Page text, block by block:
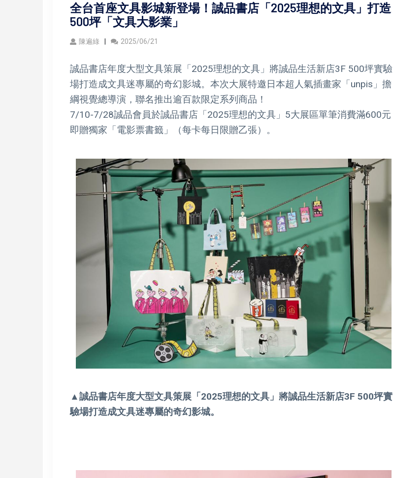
全台首座文具影城新登場！誠品書店「2025理想的文具」打造
500坪「文具大影業」
陳遍綠 2025/06/21
誠品書店年度大型文具策展「2025理想的文具」將誠品生活新店3F 500坪實驗
場打造成文具迷專屬的奇幻影城。本次大展特邀日本超人氣插畫家「unpis」擔
綱視覺總導演，聯名推出逾百款限定系列商品！
7/10-7/28誠品會員於誠品書店「2025理想的文具」5大展區單筆消費滿600元
即贈獨家「電影票書籤」（每卡每日限贈乙張）。
▲誠品書店年度大型文具策展「2025理想的文具」將誠品生活新店3F 500坪實
驗場打造成文具迷專屬的奇幻影城。